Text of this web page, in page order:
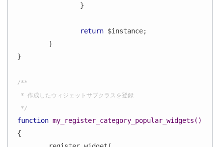
return $instance;
}
/**
*/
function my_register_category_popular_widgets ()
{